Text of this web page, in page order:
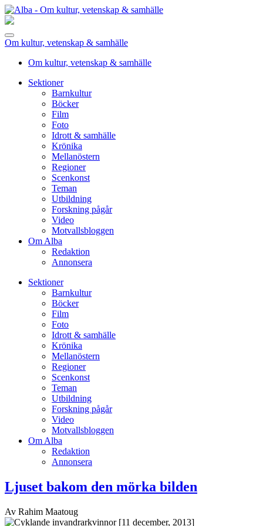
Om kultur, vetenskap & samhälle
Om kultur, vetenskap & samhälle
Sektioner
Barnkultur
Böcker
Film
Foto
Idrott & samhälle
Krönika
Mellanöstern
Regioner
Scenkonst
Teman
Utbildning
Forskning pågår
Video
Motvallsbloggen
Om Alba
Redaktion
Annonsera
Sektioner
Barnkultur
Böcker
Film
Foto
Idrott & samhälle
Krönika
Mellanöstern
Regioner
Scenkonst
Teman
Utbildning
Forskning pågår
Video
Motvallsbloggen
Om Alba
Redaktion
Annonsera
Ljuset bakom den mörka bilden
Av Rahim Maatoug
[11 december, 2013]